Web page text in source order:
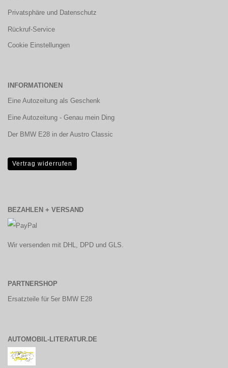
Privatsphäre und Datenschutz
Rückruf-Service
Cookie Einstellungen
INFORMATIONEN
Eine Autozeitung als Geschenk
Eine Autozeitung - Genau mein Ding
Der BMW E28 in der Austro Classic
Vertrag widerrufen
BEZAHLEN + VERSAND
Wir versenden mit DHL, DPD und GLS.
PARTNERSHOP
Ersatzteile für 5er BMW E28
AUTOMOBIL-LITERATUR.DE